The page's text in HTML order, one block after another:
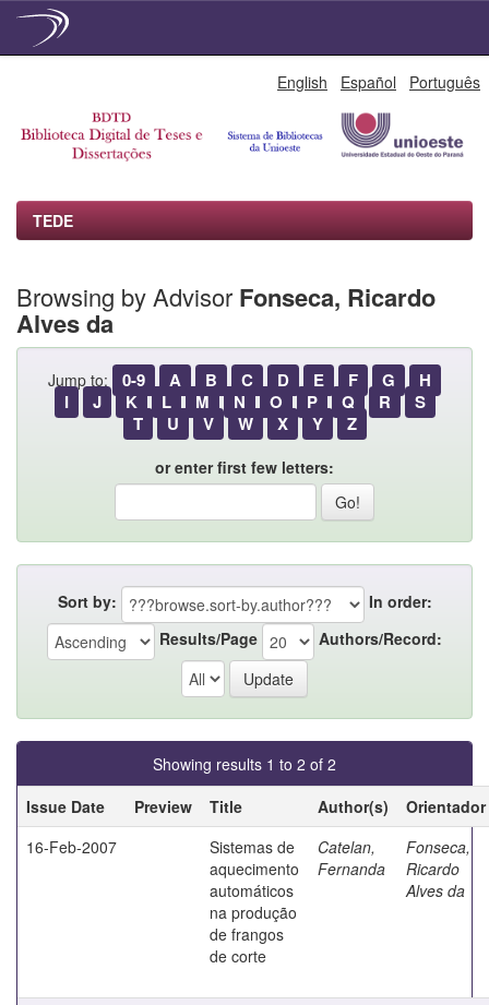
English Español Português
TEDE
Browsing by Advisor Fonseca, Ricardo
Alves da
Jump to: 0-9 A B C D E F G
H
I
J K L M N O P Q R
S
T
U V W X Y Z
or enter first few letters:
Sort by:
In order:
Results/Page
Authors/Record:
Showing results 1 to 2 of 2
Issue Date
Preview Title Author(s)
Orientador
16-Feb-2007
Sistemas de
aquecimento
automáticos
na produção
de frangos
de corte
Catelan,
Fernanda
Fonseca,
Ricardo
Alves da